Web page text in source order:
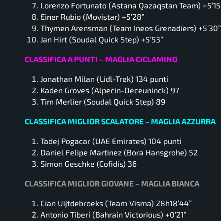
Lorenzo Fortunato (Astana Qazaqstan Team)
Einer Rubio (Movistar) +5’28”
Thymen Arensman (Team Ineos Grenadiers) +5’30”
Jan Hirt (Soudal Quick Step) +5’53”
CLASSIFICA A PUNTI – MAGLIA CICLAMINO
Jonathan Milan (Lidl-Trek) 134 punti
Kaden Groves (Alpecin-Deceuninck) 97
Tim Merlier (Soudal Quick Step) 89
CLASSIFICA MIGLIOR SCALATORE – MAGLIA AZZURRA
Tadej Pogacar (UAE Emirates) 104 punti
Daniel Felipe Martinez (Bora Hansgrohe) 52
Simon Geschke (Cofidis) 36
CLASSIFICA MIGLIOR GIOVANE – MAGLIA BIANCA
Cian Uijtdebroeks (Team Visma) 28h18’44”
Antonio Tiberi (Bahrain Victorious) +0’21”